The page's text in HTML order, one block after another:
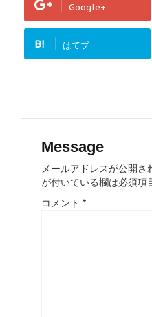
Google+
B! はてブ
Message
メールアドレスが公開さ
が付いている欄は必須項
コメント *